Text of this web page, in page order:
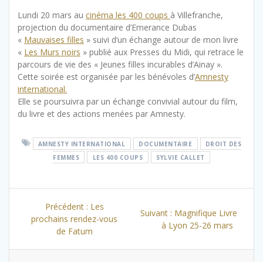
Lundi 20 mars au cinéma les 400 coups à Villefranche,
projection du documentaire d’Emerance Dubas
« Mauvaises filles » suivi d’un échange autour de mon livre
« Les Murs noirs » publié aux Presses du Midi, qui retrace le
parcours de vie des « Jeunes filles incurables d’Ainay ».
Cette soirée est organisée par les bénévoles d’Amnesty
international.
Elle se poursuivra par un échange convivial autour du film,
du livre et des actions menées par Amnesty.
AMNESTY INTERNATIONAL DOCUMENTAIRE
DROIT DES
FEMMES
LES 400 COUPS SYLVIE CALLET
l’article
Précédent : Article
précédent
:
Les
prochains rendez-vous
de Fatum
Suivant : Article
suivant
Magnifique Livre
à Lyon 25-26 mars